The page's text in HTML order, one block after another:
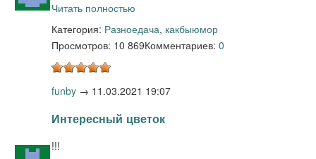
Читать полностью
Категория: Разноедача, какбыюмор
Просмотров: 10 869Комментариев: 0
funby → 11.03.2021 19:07
Интересный цветок
!!!